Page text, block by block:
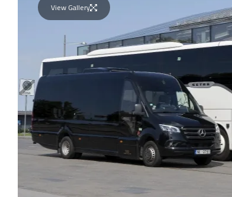
View Gallery